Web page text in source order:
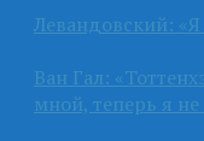
Левандовский:
Ван Гал:
мной, теперь я не